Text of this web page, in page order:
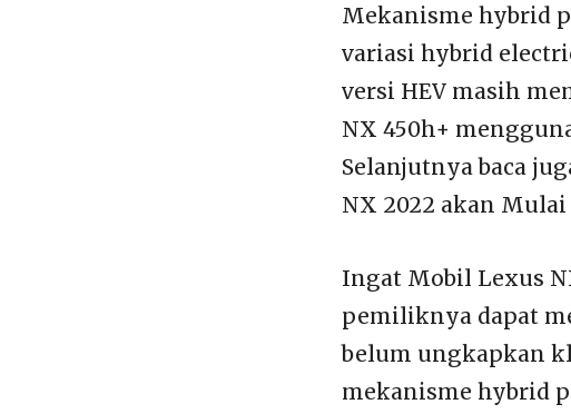
Mekanisme hybrid
variasi hybrid
versi HEV masih
NX 450h+
Selanjutnya baca
NX 2022 akan
Ingat Mobil Lexus
pemiliknya dapat
belum ungkapkan
mekanisme hybrid